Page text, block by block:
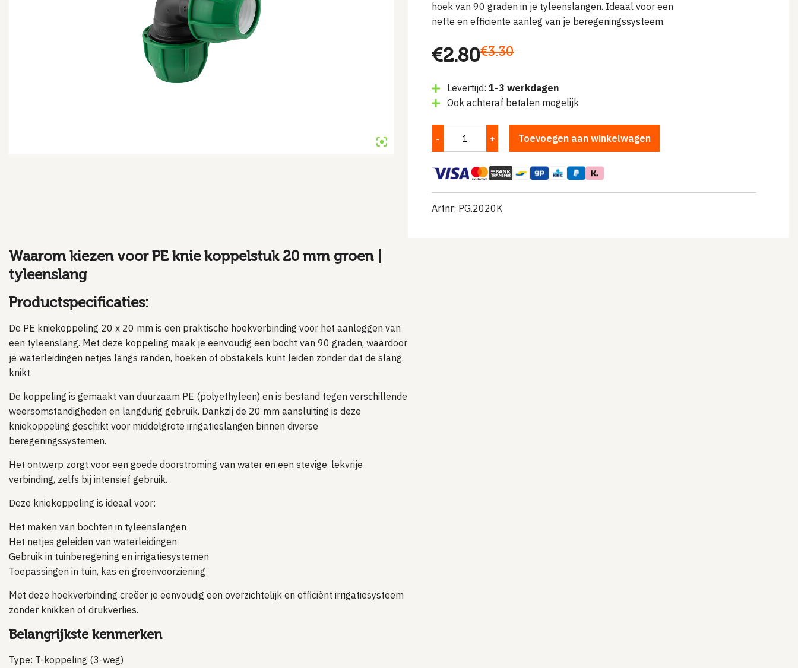
hoek van 90 graden in je tyleenslangen. Ideaal voor een
nette en efficiënte aanleg van je beregeningssysteem.
€3.30
Oorspronkelijke
was:
€3.30.
€2.80
Huidige
is:
€2.80.
Levertijd: 1-3 werkdagen
Ook achteraf betalen mogelijk
Toevoegen aan winkelwagen
Artnr: PG.2020K
Waarom kiezen voor PE knie koppelstuk 20 mm groen |
tyleenslang
Productspecificaties:
De PE kniekoppeling 20 x 20 mm is een praktische hoekverbinding voor het aanleggen van
een tyleenslang. Met deze koppeling maak je eenvoudig een bocht van 90 graden, waardoor
je waterleidingen netjes langs randen, hoeken of obstakels kunt leiden zonder dat de slang
knikt.
De koppeling is gemaakt van duurzaam PE (polyethyleen) en is bestand tegen verschillende
weersomstandigheden en langdurig gebruik. Dankzij de 20 mm aansluiting is deze
kniekoppeling geschikt voor middelgrote irrigatieslangen binnen diverse
beregeningssystemen.
Het ontwerp zorgt voor een goede doorstroming van water en een stevige, lekvrije
verbinding, zelfs bij intensief gebruik.
Deze kniekoppeling is ideaal voor:
Het maken van bochten in tyleenslangen
Het netjes geleiden van waterleidingen
Gebruik in tuinberegening en irrigatiesystemen
Toepassingen in tuin, kas en groenvoorziening
Met deze hoekverbinding creëer je eenvoudig een overzichtelijk en efficiënt irrigatiesysteem
zonder knikken of drukverlies.
Belangrijkste kenmerken
Type: T-koppeling (3-weg)